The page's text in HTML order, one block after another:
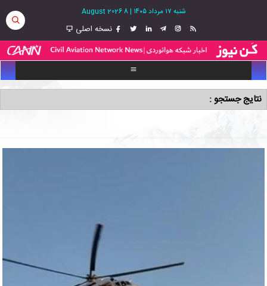
شنبه ۱۷ مرداد ۱۴۰۵ |
8 August 2026
نسخه اصلی
نتایج جستجو :